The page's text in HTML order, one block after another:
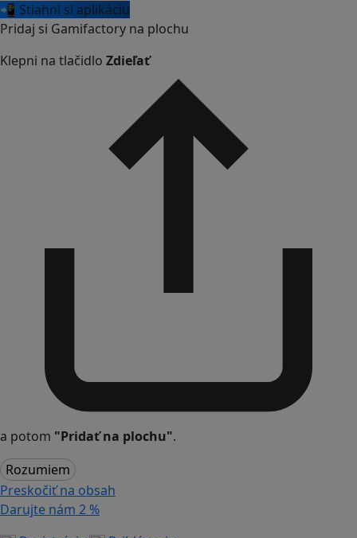
📲 Stiahni si aplikáciu
Pridaj si Gamifactory na plochu
Klepni na tlačidlo Zdieľať
a potom "Pridať na plochu".
Rozumiem
Preskočiť na obsah
Darujte nám 2 %